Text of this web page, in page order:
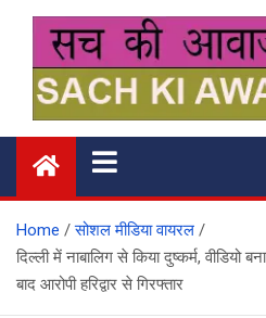
content
सच की आवाज
Home
सोशल मीडिया वायरल
दिल्ली में नाबालिग से किया दुष्कर्म, वीडियो
बाद आरोपी हरिद्वार से गिरफ्तार